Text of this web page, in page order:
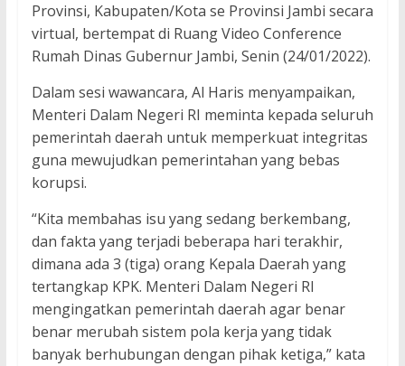
Provinsi, Kabupaten/Kota se Provinsi Jambi secara
virtual, bertempat di Ruang Video Conference
Rumah Dinas Gubernur Jambi, Senin (24/01/2022).
Dalam sesi wawancara, Al Haris menyampaikan,
Menteri Dalam Negeri RI meminta kepada seluruh
pemerintah daerah untuk memperkuat integritas
guna mewujudkan pemerintahan yang bebas
korupsi.
“Kita membahas isu yang sedang berkembang,
dan fakta yang terjadi beberapa hari terakhir,
dimana ada 3 (tiga) orang Kepala Daerah yang
tertangkap KPK. Menteri Dalam Negeri RI
mengingatkan pemerintah daerah agar benar
benar merubah sistem pola kerja yang tidak
banyak berhubungan dengan pihak ketiga,” kata